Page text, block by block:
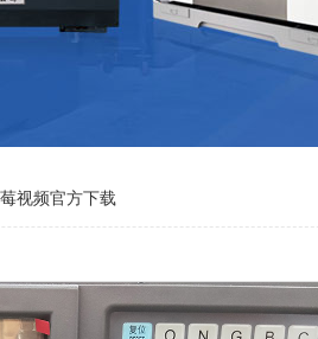
视频官方下载